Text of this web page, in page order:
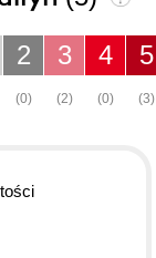
5
(3)
4
(0)
3
(2)
2
(0)